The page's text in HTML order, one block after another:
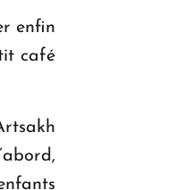
enfin
café